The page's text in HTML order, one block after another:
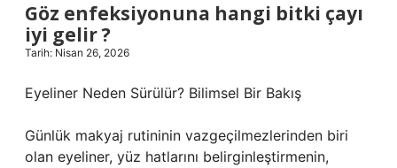
Hakkımızda
Göz enfeksiyonuna hangi bitki çayı
iyi gelir ?
Tarih: Nisan 26, 2026
Eyeliner Neden Sürülür? Bilimsel Bir Bakış
Günlük makyaj rutininin vazgeçilmezlerinden biri
olan eyeliner, yüz hatlarını belirginleştirmenin,